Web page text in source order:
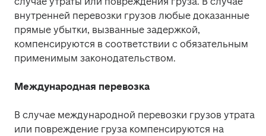
внутренней перевозки грузов любые доказанные
прямые убытки, вызванные задержкой,
компенсируются в соответствии с обязательным
применимым законодательством.
Международная перевозка
В случае международной перевозки грузов утрата
или повреждение груза компенсируются на